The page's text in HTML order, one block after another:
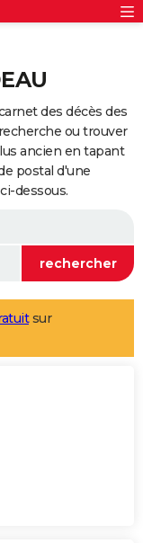
des décès des
ou trouver
ancien en tapant
postal d'une
dessous.
sur